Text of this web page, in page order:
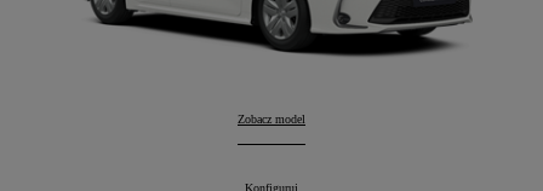
Corolla Sedan
Zobacz model